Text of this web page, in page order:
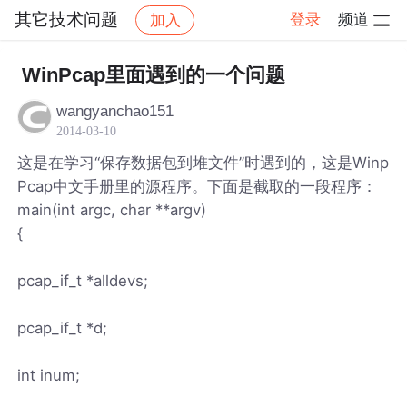
其它技术问题 加入 登录 频道
社区 其它技术问题 帖子详情
WinPcap里面遇到的一个问题
wangyanchao151
2014-03-10
这是在学习“保存数据包到堆文件”时遇到的，这是Winp
Pcap中文手册里的源程序。下面是截取的一段程序：
main(int argc, char **argv)
{
pcap_if_t *alldevs;
pcap_if_t *d;
int inum;